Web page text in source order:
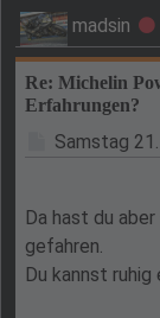
madsin
Re: Michelin
Erfahrungen?
Beitrag
Samstag
Da hast du
gefahren.
Du kannst